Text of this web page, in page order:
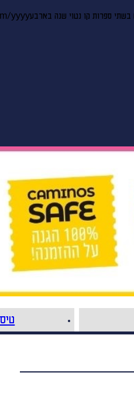
yyyyבשתי ספרות קו נטוי שנה בארבע